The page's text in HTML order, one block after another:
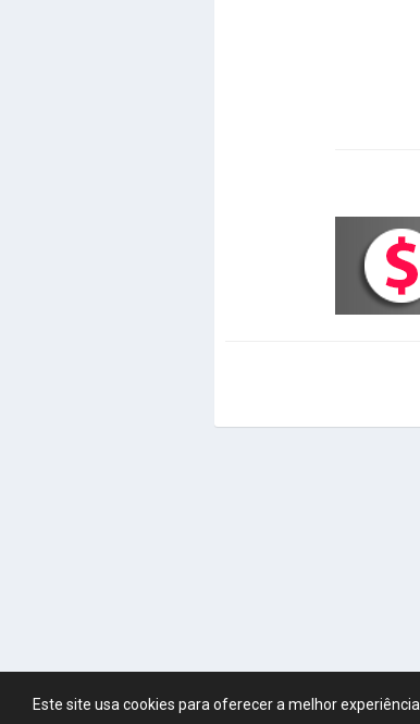
Este site usa cookies para oferecer a melhor experiência.